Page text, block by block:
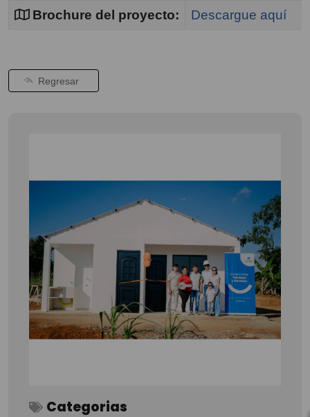
Brochure del proyecto:
Descargue aquí
Regresar
Categorias